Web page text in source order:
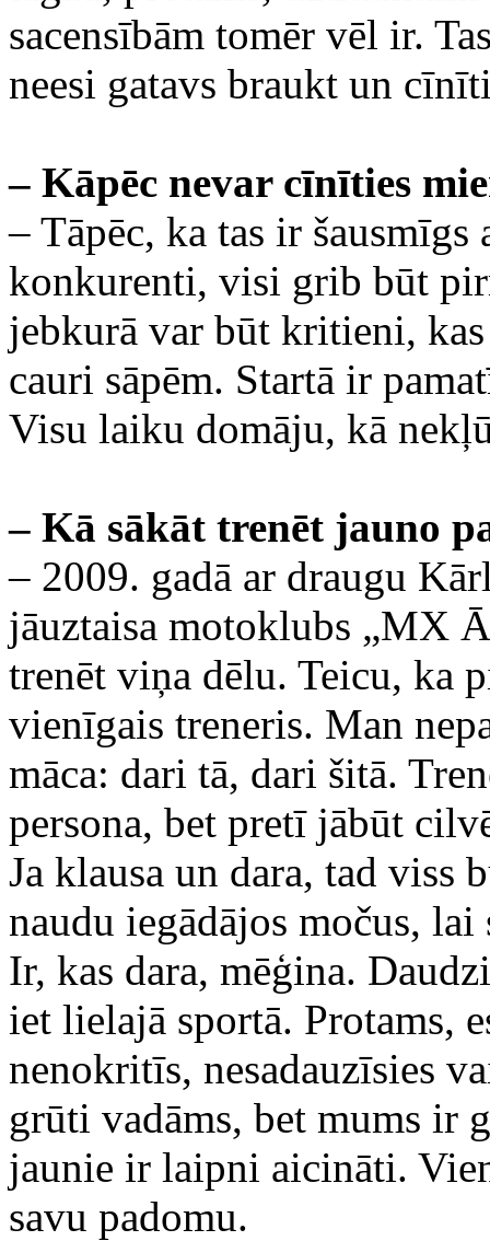
sacensībām tomēr vēl ir.
neesi gatavs braukt un
– Kāpēc nevar cīnīties
– Tāpēc, ka tas ir
konkurenti, visi grib būt
jebkurā var būt kritieni,
cauri sāpēm. Startā ir
Visu laiku domāju, kā
– Kā sākāt trenēt jauno
– 2009. gadā ar draugu
jāuztaisa motoklubs „MX
trenēt viņa dēlu. Teicu, ka
vienīgais treneris. Man
māca: dari tā, dari šitā.
persona, bet pretī jābūt
Ja klausa un dara, tad viss
naudu iegādājos močus,
Ir, kas dara, mēģina.
iet lielajā sportā. Protams,
nenokritīs, nesadauzīsies
grūti vadāms, bet mums ir
jaunie ir laipni aicināti.
savu padomu.